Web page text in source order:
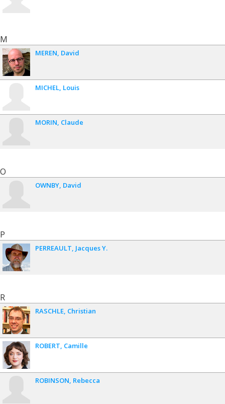
M
MEREN David
MICHEL Louis
MORIN Claude
O
OWNBY David
P
PERREAULT Jacques Y.
R
RASCHLE Christian
ROBERT Camille
ROBINSON Rebecca